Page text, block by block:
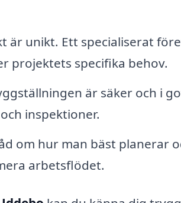
är unikt. Ett specialiserat
projektets specifika behov.
är säker och i
inspektioner.
om hur man bäst planerar
arbetsflödet.